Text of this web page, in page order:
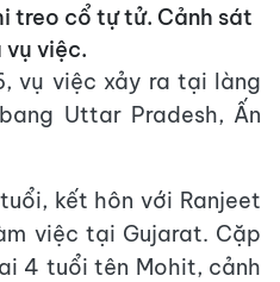
treo cổ tự tử. Cảnh sát
việc.
vụ việc xảy ra tại làng
Uttar Pradesh, Ấn
kết hôn với Ranjeet
việc tại Gujarat. Cặp
4 tuổi tên Mohit, cảnh